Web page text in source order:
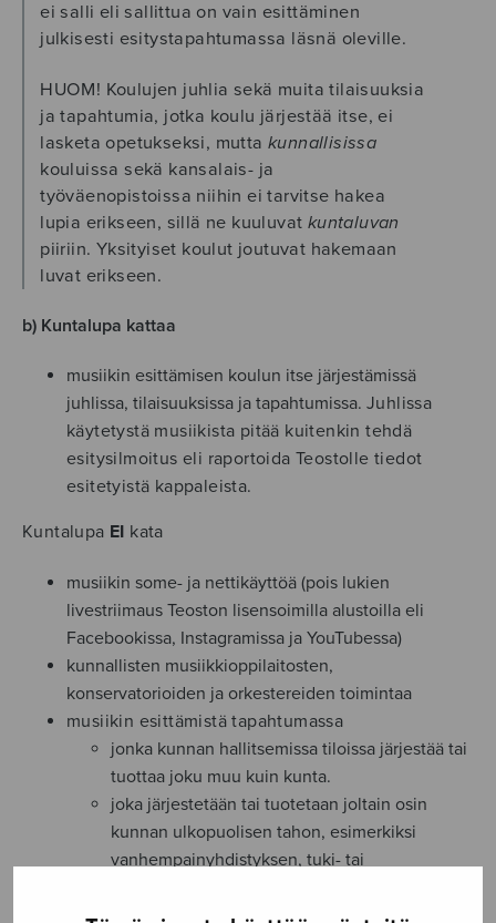
ei salli eli sallittua on vain esittäminen
julkisesti esitystapahtumassa läsnä oleville.
HUOM! Koulujen juhlia sekä muita tilaisuuksia
ja tapahtumia, jotka koulu järjestää itse, ei
lasketa opetukseksi, muttakunnallisissa
kouluissa sekä kansalais- ja
työväenopistoissa niihin ei tarvitse hakea
lupia erikseen, sillä ne kuuluvat kuntaluvan
piiriin. Yksityiset koulut joutuvat hakemaan
luvat erikseen.
b) Kuntalupa kattaa
musiikin esittämisen koulun itse järjestämissä
juhlissa, tilaisuuksissa ja tapahtumissa. Juhlissa
käytetystä musiikista pitää kuitenkin tehdä
esitysilmoitus eli raportoida Teostolle tiedot
esitetyistä kappaleista.
Kuntalupa EI kata
musiikin some- ja nettikäyttöä (pois lukien
livestriimaus Teoston lisensoimilla alustoilla eli
Facebookissa, Instagramissa ja YouTubessa)
kunnallisten musiikkioppilaitosten,
konservatorioiden ja orkestereiden toimintaa
musiikin esittämistä tapahtumassa
jonka kunnan hallitsemissa tiloissa järjestää tai
tuottaa joku muu kuin kunta.
joka järjestetään tai tuotetaan joltain osin
kunnan ulkopuolisen tahon, esimerkiksi
vanhempainyhdistyksen, tuki- tai
tahon kanssa. Lupa on hankittava erikseen ja